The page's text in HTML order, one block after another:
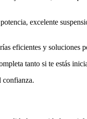
excelente
eficientes y soluciones
tanto si te estás
confianza.